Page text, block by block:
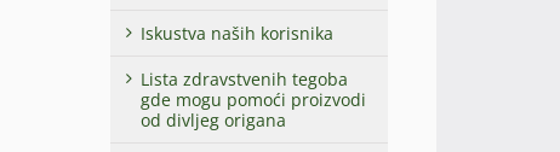
Iskustva naših korisnika
Lista zdravstvenih tegoba
gde mogu pomoći proizvodi
od divljeg origana